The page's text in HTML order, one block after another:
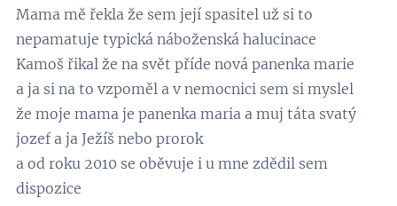
Mama mě řekla že sem její spasitel už si to
nepamatuje typická náboženská halucinace
Kamoš řikal že na svět příde nová panenka marie
a ja si na to vzpoměl a v nemocnici sem si myslel
že moje mama je panenka maria a muj táta svatý
jozef a ja Ježíš nebo prorok
a od roku 2010 se oběvuje i u mne zdědil sem
dispozice